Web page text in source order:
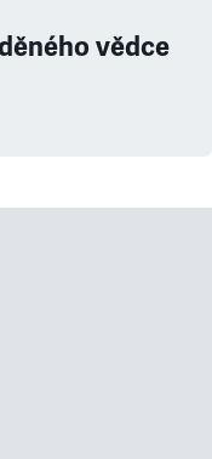
vědce